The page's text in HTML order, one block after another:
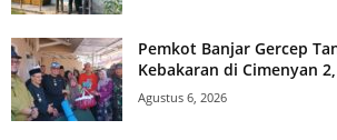
Pemkot Banjar Gercep
Kebakaran di Cimenyan
Agustus 6, 2026